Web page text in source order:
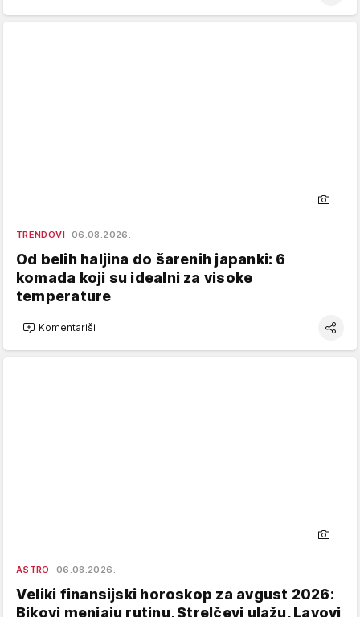
TRENDOVI 06.08.2026.
Od belih haljina do šarenih japanki: 6
komada koji su idealni za visoke
temperature
Komentariši
ASTRO 06.08.2026.
Veliki finansijski horoskop za avgust 2026:
Bikovi menjaju rutinu, Strelčevi ulažu, Lavovi